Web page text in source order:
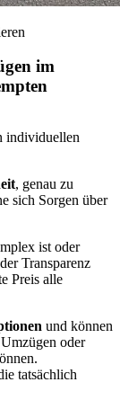
im
individuellen
, genau zu
sich Sorgen über
ist oder
Transparenz
Preis alle
und können
oder
tatsächlich